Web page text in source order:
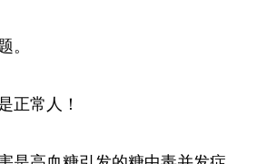
正常人！